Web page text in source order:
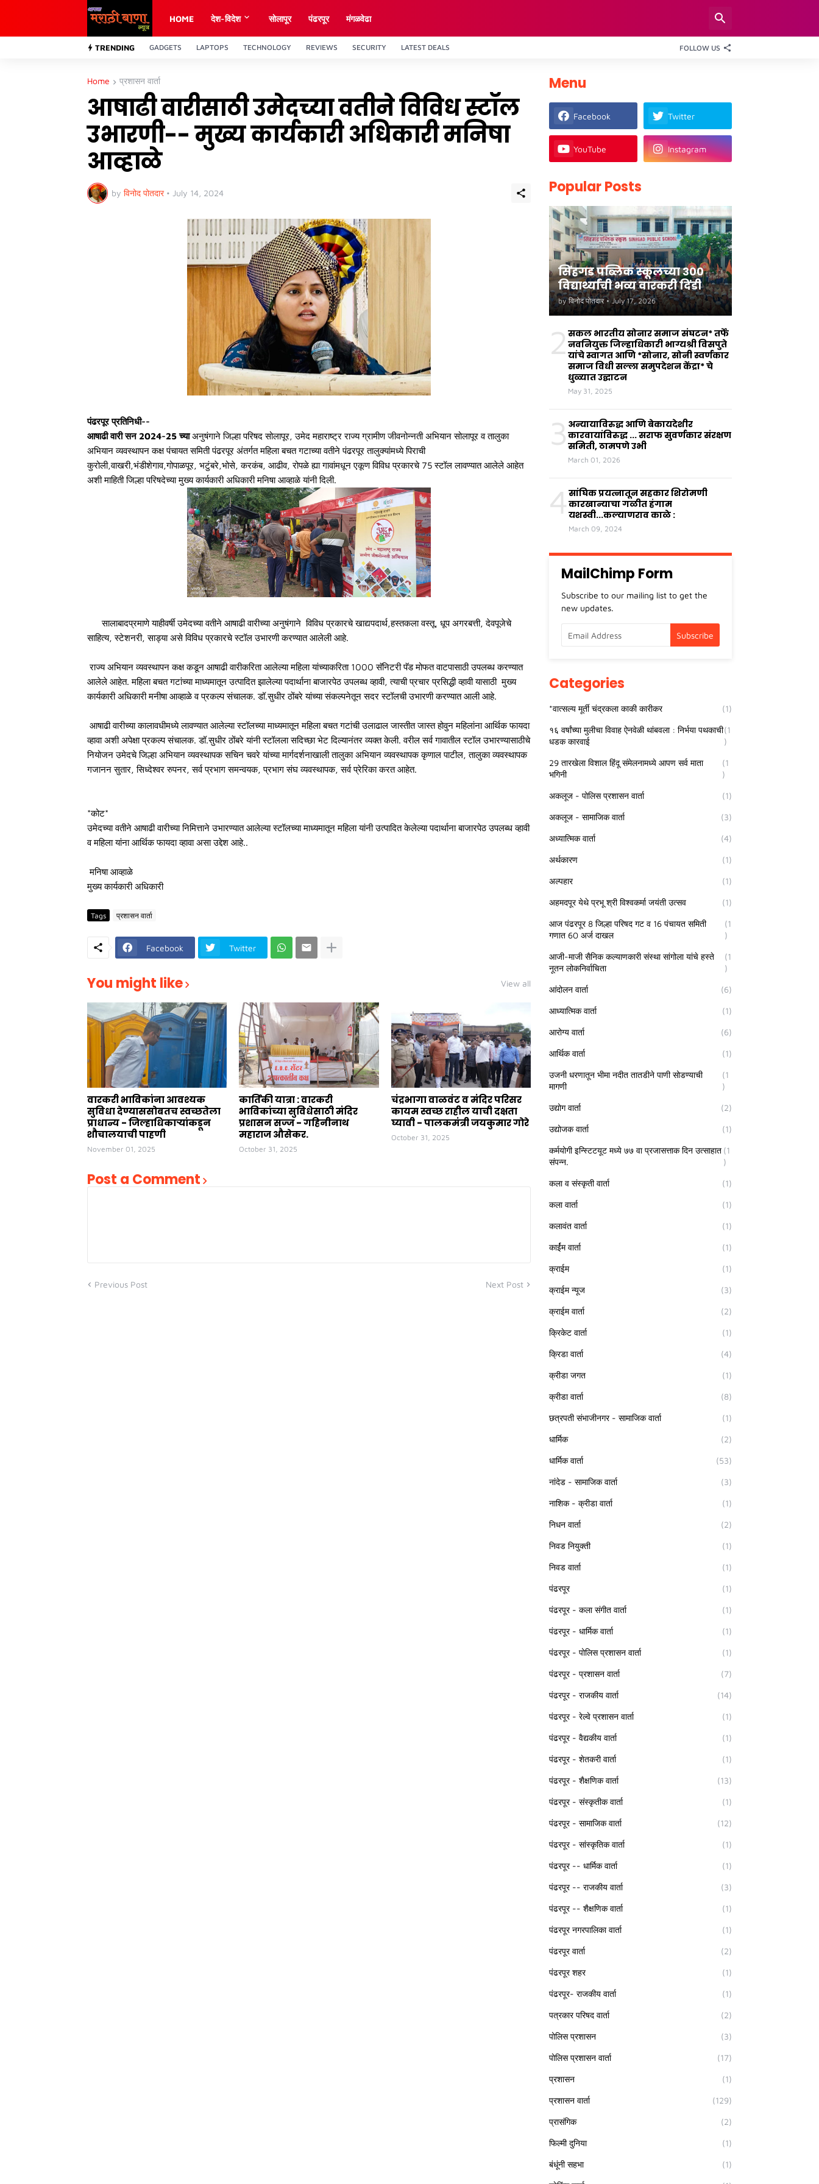
HOME देश-विदेश साेलापूर पंढरपूर मंगळवेढा
TRENDING GADGETS LAPTOPS TECHNOLOGY REVIEWS SECURITY LATEST DEALS FOLLOW US
Home प्रशासन वार्ता
आषाढी वारीसाठी उमेदच्या वतीने विविध स्टॉल
उभारणी-- मुख्य कार्यकारी अधिकारी मनिषा
आव्हाळे
by विनोद पोतदार • July 14, 2024
पंढरपूर प्रतिनिधी--
आषाढी वारी सन 2024-25 च्याअनुषंगाने जिल्हा परिषद सोलापूर, उमेद महाराष्ट्र राज्य ग्रामीण जीवनोन्नती अभियान सोलापूर व तालुका
अभियान व्यवस्थापन कक्ष पंचायत समिती पंढरपूर अंतर्गत महिला बचत गटाच्या वतीने पंढरपूर तालुक्यांमध्ये पिराची
कुरोली,वाखरी,भंडीशेगाव,गोपाळपूर, भटुंबरे,भोसे, करकंब, आढीव, रोपळे ह्या गावांमधून एकूण विविध प्रकारचे 75 स्टॉल लावण्यात आलेले आहेत
अशी माहिती जिल्हा परिषदेच्या मुख्य कार्यकारी अधिकारी मनिषा आव्हाळे यांनी दिली.
सालाबादप्रमाणे याहीवर्षी उमेदच्या वतीने आषाढी वारीच्या अनुषंगाने विविध प्रकारचे खाद्यपदार्थ,हस्तकला वस्तू, धूप अगरबत्ती, देवपूजेचे
साहित्य, स्टेशनरी, साड्या असे विविध प्रकारचे स्टॉल उभारणी करण्यात आलेली आहे.
राज्य अभियान व्यवस्थापन कक्ष कडून आषाढी वारीकरिता आलेल्या महिला यांच्याकरिता 1000 सॅनिटरी पॅड मोफत वाटपासाठी उपलब्ध करण्यात
आलेले आहेत. महिला बचत गटांच्या माध्यमातून उत्पादित झालेल्या पदार्थाना बाजारपेठ उपलब्ध व्हावी, त्याची प्रचार प्रसिद्धी व्हावी यासाठी मुख्य
कार्यकारी अधिकारी मनीषा आव्हाळे व प्रकल्प संचालक. डॉ.सुधीर ठोंबरे यांच्या संकल्पनेतून सदर स्टॉलची उभारणी करण्यात आली आहे.
आषाढी वारीच्या कालावधीमध्ये लावण्यात आलेल्या स्टॉलच्या माध्यमातून महिला बचत गटांची उलाढाल जास्तीत जास्त होवुन महिलांना आर्थिक फायदा
व्हावा अशी अपेक्षा प्रकल्प संचालक. डॉ.सुधीर ठोंबरे यांनी स्टॉलला सदिच्छा भेट दिल्यानंतर व्यक्त केली. वरील सर्व गावातील स्टॉल उभारण्यासाठीचे
नियोजन उमेदचे जिल्हा अभियान व्यवस्थापक सचिन चवरे यांच्या मार्गदर्शनाखाली तालुका अभियान व्यवस्थापक कृणाल पाटील, तालुका व्यवस्थापक
गजानन सुतार, सिध्देश्वर रुपनर, सर्व प्रभाग समन्वयक, प्रभाग संघ व्यवस्थापक, सर्व प्रेरिका करत आहेत.
*कोट*
उमेदच्या वतीने आषाढी वारीच्या निमित्ताने उभारण्यात आलेल्या स्टॉलच्या माध्यमातून महिला यांनी उत्पादित केलेल्या पदार्थाना बाजारपेठ उपलब्ध व्हावी
व महिला यांना आर्थिक फायदा व्हावा असा उद्देश आहे..
मनिषा आव्हाळे
मुख्य कार्यकारी अधिकारी
Tags प्रशासन वार्ता
Facebook Twitter
You might like View all
वारकरी भाविकांना आवश्यक
सुविधा देण्याससोबतच स्वच्छतेला
प्राधान्य - जिल्हाधिकाऱ्यांकडून
शौचालयाची पाहणी
November 01, 2025
कार्तिकी यात्रा : वारकरी
भाविकांच्या सुविधेसाठी मंदिर
प्रशासन सज्ज - गहिनीनाथ
महाराज औसेकर.
October 31, 2025
चंद्रभागा वाळवंट व मंदिर परिसर
कायम स्वच्छ राहील याची दक्षता
घ्यावी - पालकमंत्री जयकुमार गोरे
October 31, 2025
Post a Comment
Previous Post Next Post
Menu
Facebook Twitter
YouTube Instagram
Popular Posts
सिंहगड पब्लिक स्कूलच्या ३००
विद्यार्थ्यांची भव्य वारकरी दिंडी
by विनोद पोतदार • July 17, 2026
2 सकल भारतीय सोनार समाज संघटन* तर्फे
नवनियुक्त जिल्हाधिकारी भाग्यश्री विसपुते
यांचे स्वागत आणि *सोनार, सोनी स्वर्णकार
समाज विधी सल्ला समुपदेशन केंद्रा* चे
धुळ्यात उद्घाटन
May 31, 2025
3 अन्यायाविरुद्ध आणि बेकायदेशीर
कारवायांविरुद्ध ... सराफ सुवर्णकार संरक्षण
समिती, ठामपणे उभी
March 01, 2026
4 सांघिक प्रयत्नातून सहकार शिरोमणी
कारखान्याचा गळीत हंगाम
यशस्वी...कल्याणराव काळे :
March 09, 2024
MailChimp Form
Subscribe to our mailing list to get the
new updates.
Categories
*वात्सल्य मूर्ती चंद्रकला काकी कारीकर (1)
१६ वर्षांच्या मुलीचा विवाह ऐनवेळी थांबवला : निर्भया पथकाची
धडक कारवाई
(1
)
29 तारखेला विशाल हिंदू संमेलनामध्ये आपण सर्व माता
भगिनी
(1
)
अकलूज - पोलिस प्रशासन वार्ता (1)
अकलूज - सामाजिक वार्ता (3)
अध्यात्मिक वार्ता (4)
अर्थकारण (1)
अल्पहार (1)
अहमदपूर येथे प्रभू श्री विश्वकर्मा जयंती उत्सव (1)
आज पंढरपूर 8 जिल्हा परिषद गट व 16 पंचायत समिती
गणात 60 अर्ज दाखल
(1
)
आजी-माजी सैनिक कल्याणकारी संस्था सांगोला यांचे हस्ते
नूतन लोकनिर्वाचिता
(1
)
आंदोलन वार्ता (6)
आध्यात्मिक वार्ता (1)
आरोग्य वार्ता (6)
आर्थिक वार्ता (1)
उजनी धरणातून भीमा नदीत तातडीने पाणी सोडण्याची
मागणी
(1
)
उद्योग वार्ता (2)
उद्योजक वार्ता (1)
कर्मयोगी इन्स्टिटयूट मध्ये ७७ वा प्रजासत्ताक दिन उत्साहात
संपन्न.
(1
)
कला व संस्कृती वार्ता (1)
कला वार्ता (1)
कलावंत वार्ता (1)
कार्ईम वार्ता (1)
क्राईम (1)
क्राईम न्यूज (3)
क्राईम वार्ता (2)
क्रिकेट वार्ता (1)
क्रिडा वार्ता (4)
क्रीडा जगत (1)
क्रीडा वार्ता (8)
छत्रपती संभाजीनगर - सामाजिक वार्ता (1)
धार्मिक (2)
धार्मिक वार्ता (53)
नांदेड - सामाजिक वार्ता (3)
नाशिक - क्रीडा वार्ता (1)
निधन वार्ता (2)
निवड नियुक्ती (1)
निवड वार्ता (1)
पंढरपूर (1)
पंढरपूर - कला संगीत वार्ता (1)
पंढरपूर - धार्मिक वार्ता (1)
पंढरपूर - पोलिस प्रशासन वार्ता (1)
पंढरपूर - प्रशासन वार्ता (7)
पंढरपूर - राजकीय वार्ता (14)
पंढरपूर - रेल्वे प्रशासन वार्ता (1)
पंढरपूर - वैद्यकीय वार्ता (1)
पंढरपूर - शेतकरी वार्ता (1)
पंढरपूर - शैक्षणिक वार्ता (13)
पंढरपूर - संस्कृतीक वार्ता (1)
पंढरपूर - सामाजिक वार्ता (12)
पंढरपूर - सांस्कृतिक वार्ता (1)
पंढरपूर -- धार्मिक वार्ता (1)
पंढरपूर -- राजकीय वार्ता (3)
पंढरपूर -- शैक्षणिक वार्ता (1)
पंढरपूर नगरपालिका वार्ता (1)
पंढरपूर वार्ता (2)
पंढरपूर शहर (1)
पंढरपूर- राजकीय वार्ता (1)
पत्रकार परिषद वार्ता (2)
पोलिस प्रशासन (3)
पोलिस प्रशासन वार्ता (17)
प्रशासन (1)
प्रशासन वार्ता (129)
प्रासंगिक (2)
फिल्मी दुनिया (1)
बंधूंनी सहभा (1)